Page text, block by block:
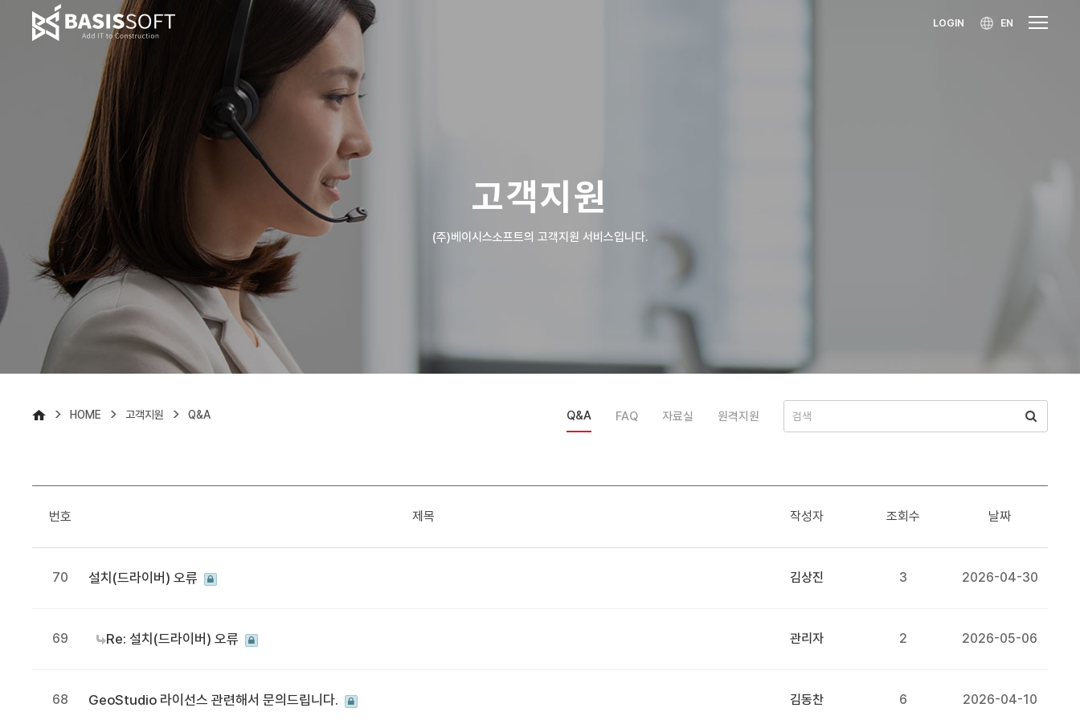
LOGIN EN
고객지원
(주)베이시스소프트의 고객지원 서비스입니다.
> HOME > 고객지원 > Q&A Q&A FAQ 자료실 원격지원
번호 제목 작성자 조회수 날짜
70 설치(드라이버) 오류 김상진 3 2026-04-30
69 Re: 설치(드라이버) 오류 관리자 2 2026-05-06
68 GeoStudio 라이선스 관련해서 문의드립니다. 김동찬 6 2026-04-10